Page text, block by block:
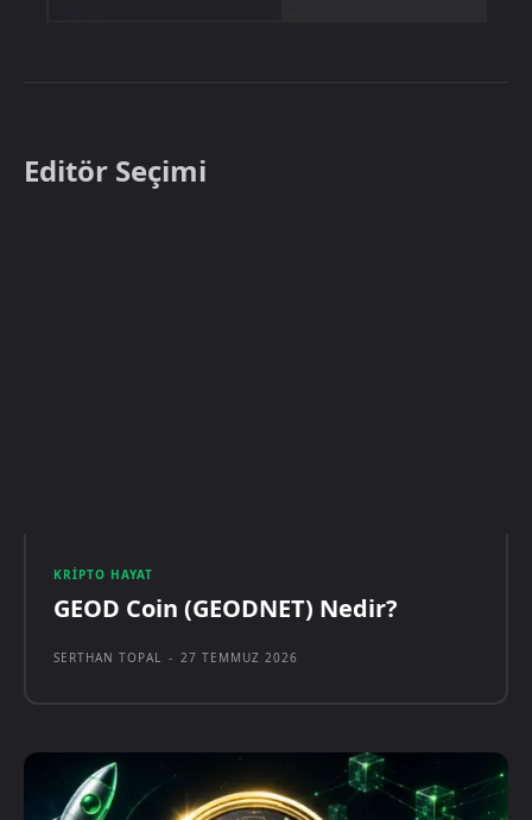
Editör Seçimi
KRIPTO HAYAT
GEOD Coin (GEODNET) Nedir?
SERTHAN TOPAL - 27 TEMMUZ 2026